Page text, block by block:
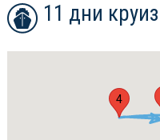
11 дни
4